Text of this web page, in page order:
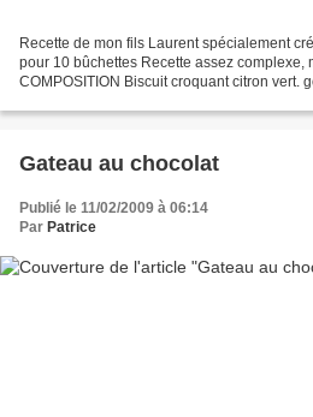
Recette de mon fils Laurent spécialement
pour 10 bûchettes Recette assez complexe,
COMPOSITION Biscuit croquant citron vert.
Gateau au chocolat
Publié le 11/02/2009 à 06:14
Par Patrice